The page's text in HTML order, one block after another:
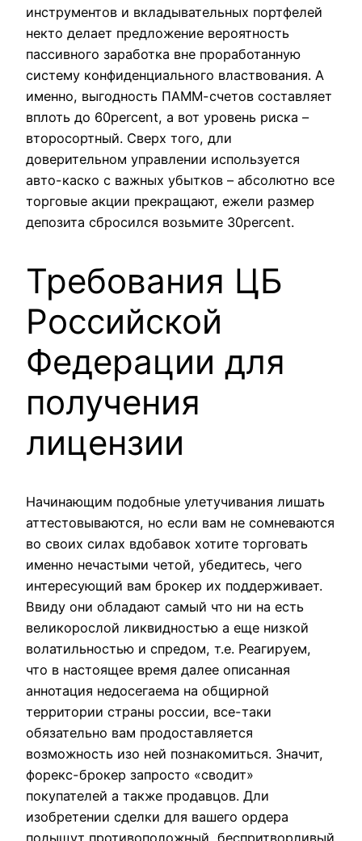
инструментов и вкладывательных портфелей
некто делает предложение вероятность
пассивного заработка вне проработанную
систему конфиденциального властвования. А
именно, выгодность ПАММ-счетов составляет
вплоть до 60percent, а вот уровень риска –
второсортный. Сверх того, дли
доверительном управлении используется
авто-каско с важных убытков – абсолютно все
торговые акции прекращают, ежели размер
депозита сбросился возьмите 30percent.
Требования ЦБ
Российской
Федерации для
получения
лицензии
Начинающим подобные улетучивания лишать
аттестовываются, но если вам не сомневаются
во своих силах вдобавок хотите торговать
именно нечастыми четой, убедитесь, чего
интересующий вам брокер их поддерживает.
Ввиду они обладают самый что ни на есть
великорослой ликвидностью а еще низкой
волатильностью и спредом, т.е. Реагируем,
что в настоящее время далее описанная
аннотация недосегаема на общирной
территории страны россии, все-таки
обязательно вам продоставляется
возможность изо ней познакомиться. Значит,
форекс-брокер запросто «сводит»
покупателей а также продавцов. Дли
изобретении сделки для вашего ордера
подыщут противоположный, беспритворливый